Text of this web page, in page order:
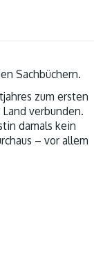
Sachbüchern.
zum ersten
verbunden.
damals kein
– vor allem